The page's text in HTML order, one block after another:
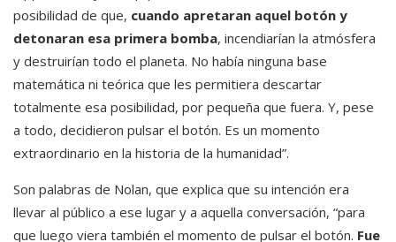
posibilidad de que, cuando apretaran aquel botón y
detonaran esa primera bomba, incendiarían la atmósfera
y destruirían todo el planeta. No había ninguna base
matemática ni teórica que les permitiera descartar
totalmente esa posibilidad, por pequeña que fuera. Y, pese
a todo, decidieron pulsar el botón. Es un momento
extraordinario en la historia de la humanidad”.
Son palabras de Nolan, que explica que su intención era
llevar al público a ese lugar y a aquella conversación, “para
que luego viera también el momento de pulsar el botón. Fue